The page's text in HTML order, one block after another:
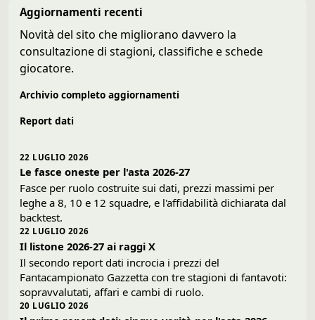
Aggiornamenti recenti
Novità del sito che migliorano davvero la
consultazione di stagioni, classifiche e schede
giocatore.
Archivio completo aggiornamenti
Report dati
22 LUGLIO 2026
Le fasce oneste per l'asta 2026-27
Fasce per ruolo costruite sui dati, prezzi massimi per
leghe a 8, 10 e 12 squadre, e l'affidabilità dichiarata dal
backtest.
22 LUGLIO 2026
Il listone 2026-27 ai raggi X
Il secondo report dati incrocia i prezzi del
Fantacampionato Gazzetta con tre stagioni di fantavoti:
sopravvalutati, affari e cambi di ruolo.
20 LUGLIO 2026